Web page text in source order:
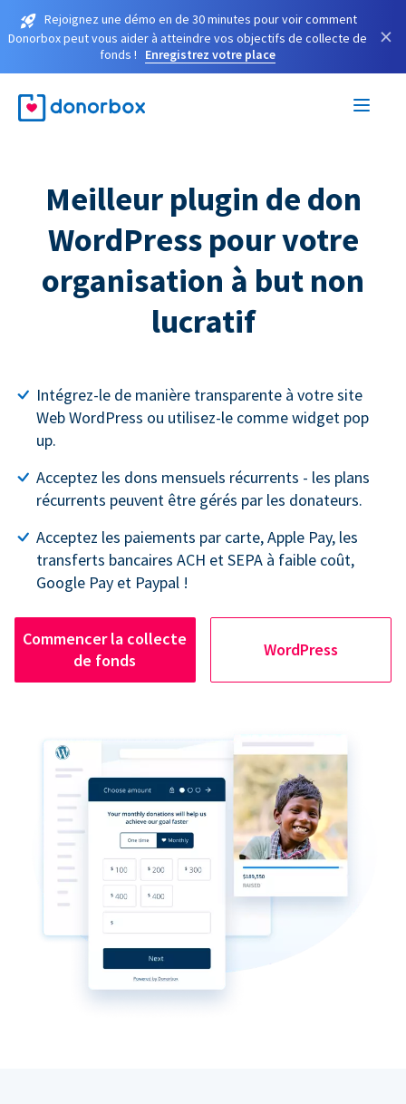
Rejoignez une démo en de 30 minutes pour voir comment
Donorbox peut vous aider à atteindre vos objectifs de collecte de
fonds !
Enregistrez votre place
×
Meilleur plugin de don
WordPress pour votre
organisation à but non
lucratif
Intégrez-le de manière transparente à votre site
Web WordPress ou utilisez-le comme widget pop
up.
Acceptez les dons mensuels récurrents - les plans
récurrents peuvent être gérés par les donateurs.
Acceptez les paiements par carte, Apple Pay, les
transferts bancaires ACH et SEPA à faible coût,
Google Pay et Paypal !
Commencer la collecte
de fonds
WordPress